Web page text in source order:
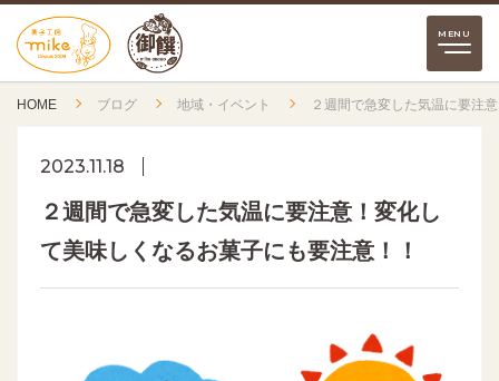
HOME ブログ 地域・イベント ２週間で急変した気温に要注
2023.11.18
２週間で急変した気温に要注意！変化し
て美味しくなるお菓子にも要注意！！